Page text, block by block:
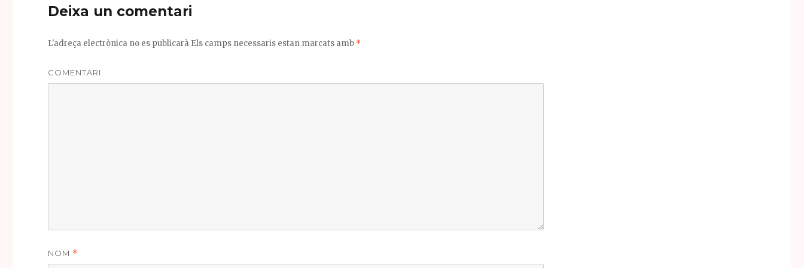
k
Deixa un comentari
L'adreça electrònica no es publicarà Els camps necessaris estan marcats amb *
COMENTARI
NOM *